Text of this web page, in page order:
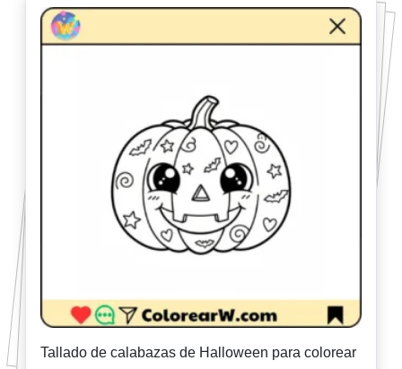
Tallado de calabazas de Halloween para colorear